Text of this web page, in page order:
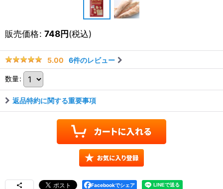
販売価格: 748円(税込)
5.00 6件のレビュー
数量:
返品特約に関する重要事項
Facebookでシェア